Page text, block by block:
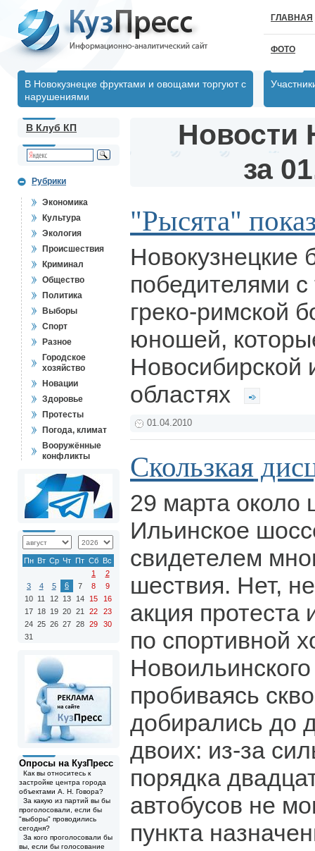
ГЛАВНАЯ
ФОТО
В Новокузнецке фруктами и овощами торгуют с
нарушениями
В Клуб КП
Рубрики
Экономика
Культура
Экология
Происшествия
Криминал
Общество
Политика
Выборы
Спорт
Разное
Городское
хозяйство
Новации
Здоровье
Протесты
Погода, климат
Вооружённые
конфликты
Пн Вт Ср Чт Пт Сб Вс
1
2
3
4 5 6 7 8
9
10 11 12 13 14 15
16
17 18 19 20 21 22
23
24 25 26 27 28 29
30
31
Опросы на КузПресс
Как вы относитесь к
застройке центра города
объектами А. Н. Говора?
За какую из партий вы бы
проголосовали, если бы
"выборы" проводились
сегодня?
За кого проголосовали бы
вы, если бы голосование
Новости
за
"Рысята"
Новокузнецкие
победителями с
греко-римской
юношей,
Новосибирской
областях
01.04.2010
Скользкая
29 марта около
Ильинское
свидетелем
шествия. Нет,
акция протеста
по спортивной
пробиваясь
добирались до
двоих: из-за
порядка
автобусов не
пункта